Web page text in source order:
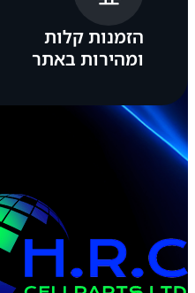
הזמנות קלות
ומהירות באתר